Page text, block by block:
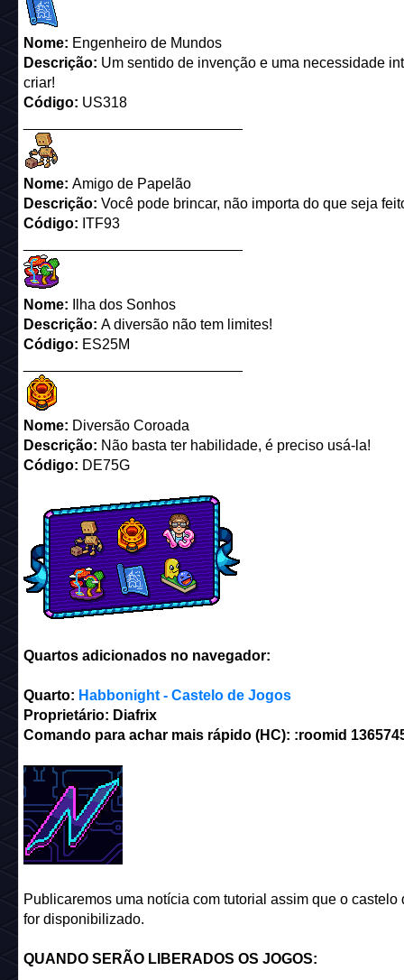
Nome: Engenheiro de Mundos
Descrição: Um sentido de invenção e uma necessidade
criar!
Código: US318
Nome: Amigo de Papelão
Descrição: Você pode brincar, não importa do que seja
Código: ITF93
Nome: Ilha dos Sonhos
Descrição: A diversão não tem limites!
Código: ES25M
Nome: Diversão Coroada
Descrição: Não basta ter habilidade, é preciso usá-la!
Código: DE75G
Quartos adicionados no navegador:
Quarto: Habbonight - Castelo de Jogos
Proprietário: Diafrix
Comando para achar mais rápido (HC): :roomid
Publicaremos uma notícia com tutorial assim que o castelo
for disponibilizado.
QUANDO SERÃO LIBERADOS OS JOGOS: